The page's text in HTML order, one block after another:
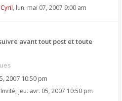
Cyril, lun. mai 07, 2007 9:00 am
avant tout post et toute
2007 10:50 pm
Invité, jeu. avr. 05, 2007 10:50 pm